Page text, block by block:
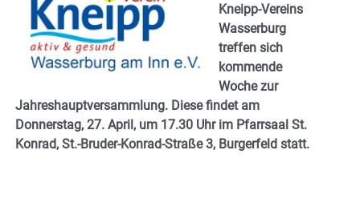
Kneipp-Vereins
Wasserburg
treffen sich
kommende
Woche zur
Jahreshauptversammlung. Diese findet am
Donnerstag, 27. April, um 17.30 Uhr im Pfarrsaal St.
Konrad, St.-Bruder-Konrad-Straße 3, Burgerfeld statt.